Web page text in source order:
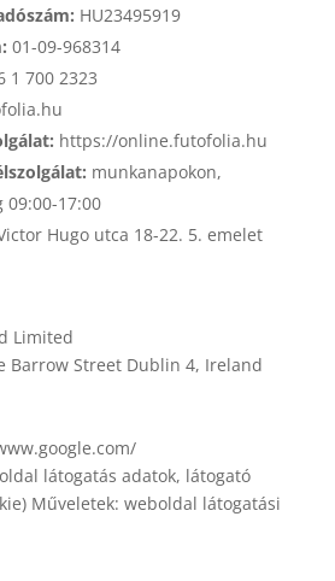
HU23495919
01-09-968314
1 700 2323
https://online.futofolia.hu
munkanapokon,
17:00
Hugo utca 18-22. 5. emelet
Limited
Barrow Street Dublin 4, Ireland
látogatás adatok, látogató
Műveletek: weboldal látogatási